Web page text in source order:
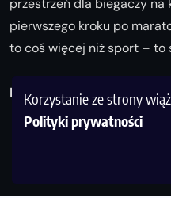
Korzystanie ze strony
Polityki prywatności
pierwszego kroku po
to coś więcej niż sport – to
Biegaj z nami i odkrywaj